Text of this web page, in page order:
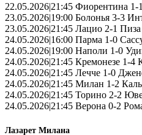
22.05.2026|21:45 Фиорентина 1-
23.05.2026|19:00 Болонья 3-3
23.05.2026|21:45 Лацио 2-1 Пиза
24.05.2026|16:00 Парма 1-0
24.05.2026|19:00 Наполи 1-0
24.05.2026|21:45 Кремонезе 1-4
24.05.2026|21:45 Лечче 1-0
24.05.2026|21:45 Милан 1-2
24.05.2026|21:45 Торино 2-2
24.05.2026|21:45 Верона 0-2
Лазарет Милана